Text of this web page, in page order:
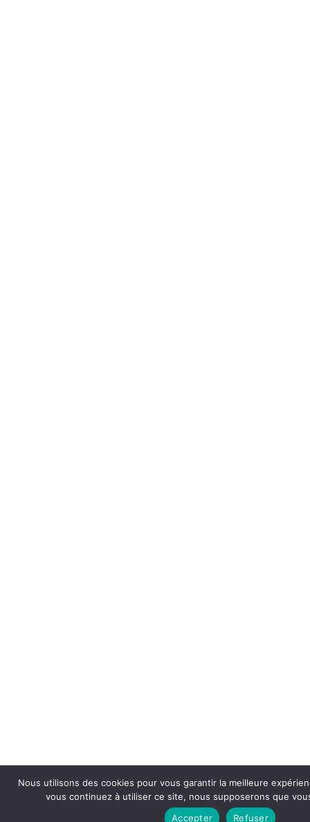
Nous utilisons des cookies pour vous garantir la meilleure
vous continuez à utiliser ce site, nous supposerons que
Accepter
Refuser